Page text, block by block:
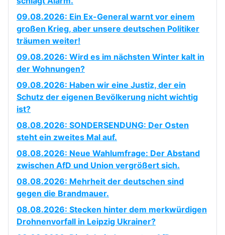
09.08.2026: Ein Ex-General warnt vor einem
großen Krieg, aber unsere deutschen Politiker
träumen weiter!
09.08.2026: Wird es im nächsten Winter kalt in
der Wohnungen?
09.08.2026: Haben wir eine Justiz, der ein
Schutz der eigenen Bevölkerung nicht wichtig
ist?
08.08.2026: SONDERSENDUNG: Der Osten
steht ein zweites Mal auf.
08.08.2026: Neue Wahlumfrage: Der Abstand
zwischen AfD und Union vergrößert sich.
08.08.2026: Mehrheit der deutschen sind
gegen die Brandmauer.
08.08.2026: Stecken hinter dem merkwürdigen
Drohnenvorfall in Leipzig Ukrainer?